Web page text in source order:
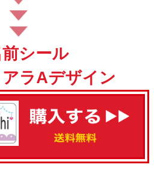
シール
ラAデザイン